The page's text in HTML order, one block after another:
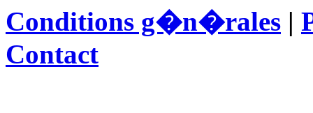
Conditions g�n�rales |
Contact